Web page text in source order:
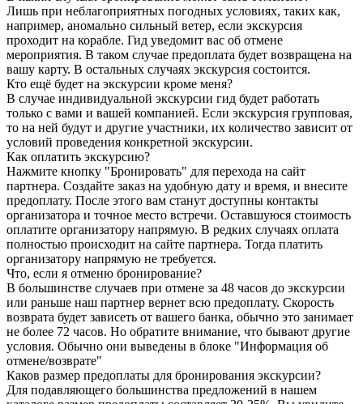
Лишь при неблагоприятных погодных условиях, таких как,
например, аномально сильный ветер, если экскурсия
проходит на корабле. Гид уведомит вас об отмене
мероприятия. В таком случае предоплата будет возвращена на
вашу карту. В остальных случаях экскурсия состоится.
Кто ещё будет на экскурсии кроме меня?
В случае индивидуальной экскурсии гид будет работать
только с вами и вашей компанией. Если экскурсия групповая,
то на ней будут и другие участники, их количество зависит от
условий проведения конкретной экскурсии.
Как оплатить экскурсию?
Нажмите кнопку "Бронировать" для перехода на сайт
партнера. Создайте заказ на удобную дату и время, и внесите
предоплату. После этого вам станут доступны контакты
организатора и точное место встречи. Оставшуюся стоимость
оплатите организатору напрямую. В редких случаях оплата
полностью происходит на сайте партнера. Тогда платить
организатору напрямую не требуется.
Что, если я отменю бронирование?
В большинстве случаев при отмене за 48 часов до экскурсии
или раньше наш партнер вернет всю предоплату. Скорость
возврата будет зависеть от вашего банка, обычно это занимает
не более 72 часов. Но обратите внимание, что бывают другие
условия. Обычно они выведены в блоке "Информация об
отмене/возврате"
Каков размер предоплаты для бронирования экскурсии?
Для подавляющего большинства предложений в нашем